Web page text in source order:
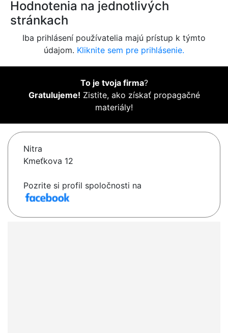
Hodnotenia na jednotlivých
stránkach
Iba prihlásení používatelia majú prístup k týmto
údajom. Kliknite sem pre prihlásenie.
To je tvoja firma?
Gratulujeme! Zistite, ako získať propagačné
materiály!
Nitra
Kmeťkova 12
Pozrite si profil spoločnosti na